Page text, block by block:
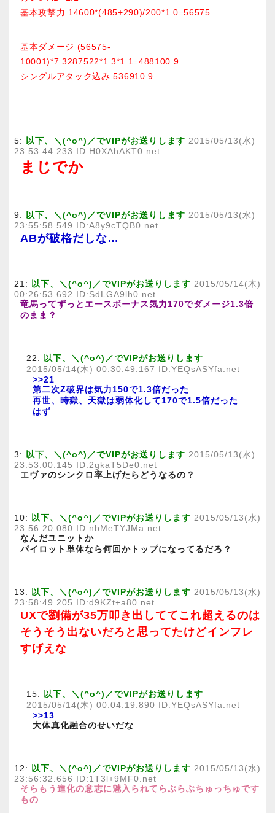
基本攻撃力 14600*(485+290)/200*1.0=56575
基本ダメージ (56575-
10001)*7.3287522*1.3*1.1=488100.9…
シングルアタック込み 536910.9…
5: 以下、＼(^o^)／でVIPがお送りします 2015/05/13(水)
23:53:44.233 ID:H0XAhAKT0.net
まじでか
9: 以下、＼(^o^)／でVIPがお送りします 2015/05/13(水)
23:55:58.549 ID:A8y9cTQB0.net
ABが破格だしな…
21: 以下、＼(^o^)／でVIPがお送りします 2015/05/14(木)
00:26:53.692 ID:SdLGA9lh0.net
竜馬ってずっとエースボーナス気力170でダメージ1.3倍
のまま？
22:
以下、＼(^o^)／でVIPがお送りします
2015/05/14(木) 00:30:49.167 ID:YEQsASYfa.net
>>21
第二次Z破界は気力150で1.3倍だった
再世、時獄、天獄は弱体化して170で1.5倍だった
はず
3: 以下、＼(^o^)／でVIPがお送りします 2015/05/13(水)
23:53:00.145 ID:2gkaT5De0.net
エヴァのシンクロ率上げたらどうなるの？
10: 以下、＼(^o^)／でVIPがお送りします 2015/05/13(水)
23:56:20.080 ID:nbMeTYJMa.net
なんだユニットか
パイロット単体なら何回かトップになってるだろ？
13: 以下、＼(^o^)／でVIPがお送りします 2015/05/13(水)
23:58:49.205 ID:d9KZt+a80.net
UXで劉備が35万叩き出しててこれ超えるのは
そうそう出ないだろと思ってたけどインフレ
すげえな
15:
以下、＼(^o^)／でVIPがお送りします
2015/05/14(木) 00:04:19.890 ID:YEQsASYfa.net
>>13
大体真化融合のせいだな
12: 以下、＼(^o^)／でVIPがお送りします 2015/05/13(水)
23:56:32.656 ID:1T3l+9MF0.net
そらもう進化の意志に魅入られてらぶらぶちゅっちゅです
もの